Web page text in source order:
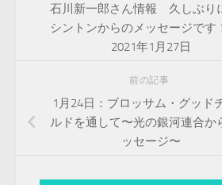
石川新一郎さん情報 久しぶり
シントンからのメッセージで
2021年1月27日
前の記事
1月24日：ブロッサム・グッド
ルドを通して〜光の銀河連合か
ッセージ〜